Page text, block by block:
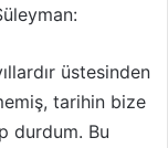
üstesinden
tarihin bize
durdum. Bu